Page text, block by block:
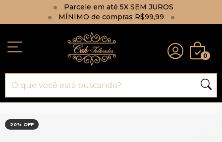
Parcele em até 5X SEM JUROS
MÍNIMO de compras R$99,99
0
20% OFF